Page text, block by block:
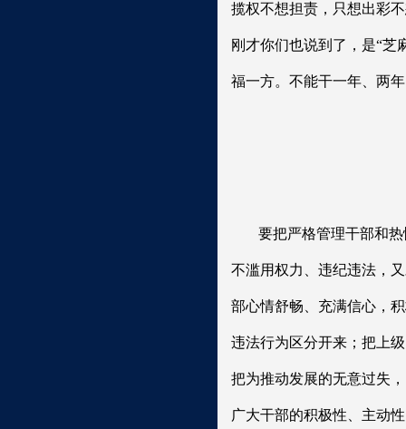
揽权不想担责，只想出彩
刚才你们也说到了，是“芝
福一方。不能干一年、两
要把严格管理干部和
不滥用权力、违纪违法，
部心情舒畅、充满信心，
违法行为区分开来；把上
把为推动发展的无意过失
广大干部的积极性、主动